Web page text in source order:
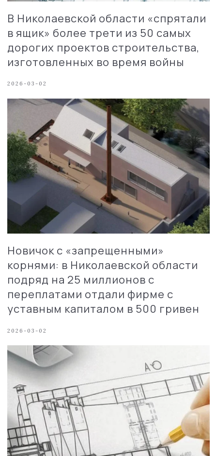
В Николаевской области «спрятали
в ящик» более трети из 50 самых
дорогих проектов строительства,
изготовленных во время войны
2026-03-02
Новичок с «запрещенными»
корнями: в Николаевской области
подряд на 25 миллионов с
переплатами отдали фирме с
уставным капиталом в 500 гривен
2026-03-02